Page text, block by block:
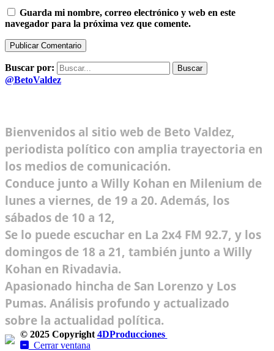
Guarda mi nombre, correo electrónico y web en este
navegador para la próxima vez que comente.
Buscar por:
@BetoValdez
Bienvenidos al sitio web de Beto Valdez,
periodista político con amplia trayectoria en
los medios de comunicación.
Conduce junto a Willy Kohan en Milenium de
lunes a viernes, de 19 a 20. Además, los
sábados de 10 a 12,
Se lo puede escuchar en La 2x4 FM 92.7, y los
domingos de 18 a 21, también junto a Willy
Kohan en Rivadavia.
Apasionado hincha de San Lorenzo y Los
Pumas. Análisis profundo y actualizado
sobre la actualidad política.
© 2025 Copyright 4DProducciones
Cerrar ventana